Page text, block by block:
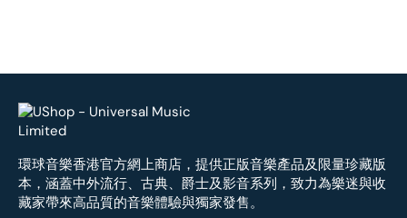
環球音樂香港官方網上商店，提供正版音樂產品及限量珍藏版
本，涵蓋中外流行、古典、爵士及影音系列，致力為樂迷與收
藏家帶來高品質的音樂體驗與獨家發售。